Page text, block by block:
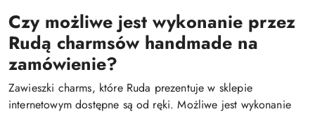
Czy możliwe jest wykonanie przez
Rudą charmsów handmade na
zamówienie?
Zawieszki charms, które Ruda prezentuje w sklepie
internetowym dostępne są od ręki. Możliwe jest wykonanie